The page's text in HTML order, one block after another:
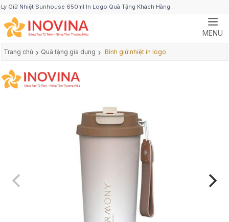
Ly Giữ Nhiệt Sunhouse 650ml In Logo Quà Tặng Khách Hàng
MENU
Trang chủ › Quà tặng gia dụng › Bình giữ nhiệt in logo